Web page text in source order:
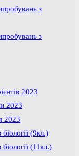
з
з
2023
2023
2023
(9кл.)
(11кл.)